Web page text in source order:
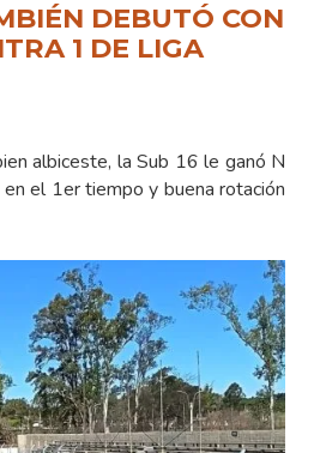
DEBUTÓ CON
1 DE LIGA
albiceste, la Sub 16 le ganó N
el 1er tiempo y buena rotación